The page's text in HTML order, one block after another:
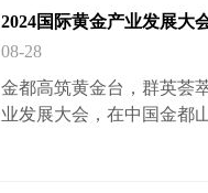
春泉，中国黄金协会党委
协会会长，山东招金集团
2024国际黄金产业发展大
08-28
金都高筑黄金台，群英荟
业发展大会，在中国金都